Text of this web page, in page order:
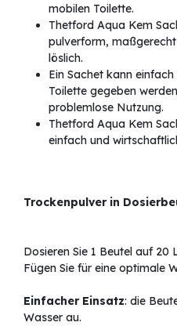
mobilen Toilette.
Thetford Aqua Kem
pulverform,
löslich.
Ein Sachet kann
Toilette gegeben
problemlose Nutzung.
Thetford Aqua Kem
einfach und
Trockenpulver in
Dosieren Sie 1 Beutel auf
Fügen Sie für eine optimale
Einfacher Einsatz: die
Wasser au.